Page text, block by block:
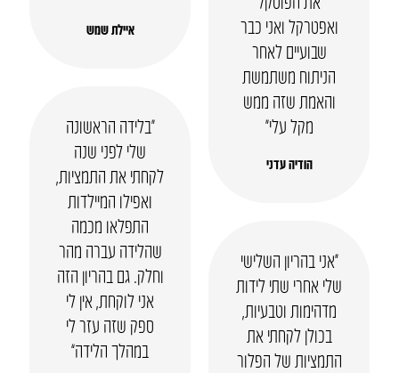
איילת שמש
ואפטרקל ואני כבר
שבועיים לאחר
הניתוח משתמשת
והאמת שזה ממש
מקל עלי״
הודיה עדני
“בלידה הראשונה
שלי לפני שנה
לקחתי את התמציות,
ואפילו המיילדות
התפלאו מכמה
שהלידה עברה מהר
וחלק. גם בהריון הזה
אני לוקחת, אין לי
ספק שזה עזר לי
במהלך הלידה”
“אני בהריון השלישי
שלי אחרי שתי לידות
מדהימות וטבעיות,
בכולן לקחתי את
התמציות של הפלור